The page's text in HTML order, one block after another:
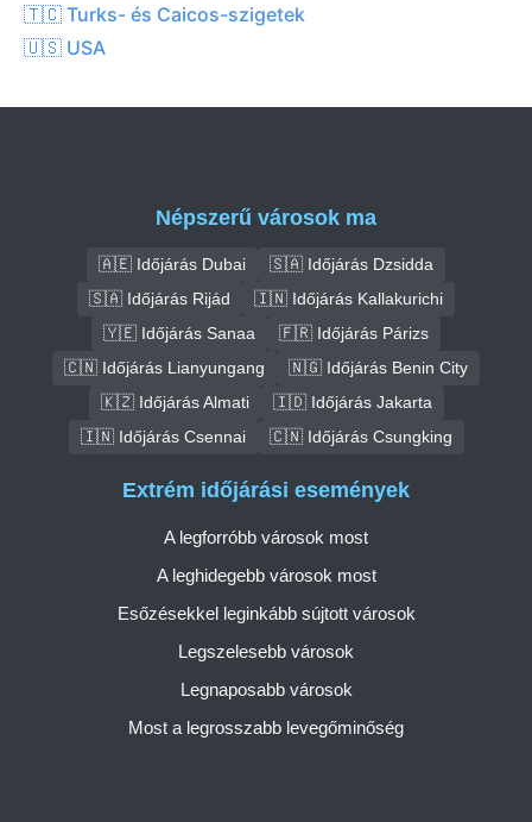
🇹🇨 Turks- és Caicos-szigetek
🇺🇸 USA
Népszerű városok ma
🇦🇪 Időjárás Dubai
🇸🇦 Időjárás Dzsidda
🇸🇦 Időjárás Rijád
🇮🇳 Időjárás Kallakurichi
🇾🇪 Időjárás Sanaa
🇫🇷 Időjárás Párizs
🇨🇳 Időjárás Lianyungang
🇳🇬 Időjárás Benin City
🇰🇿 Időjárás Almati
🇮🇩 Időjárás Jakarta
🇮🇳 Időjárás Csennai
🇨🇳 Időjárás Csungking
Extrém időjárási események
A legforróbb városok most
A leghidegebb városok most
Esőzésekkel leginkább sújtott városok
Legszelesebb városok
Legnaposabb városok
Most a legrosszabb levegőminőség